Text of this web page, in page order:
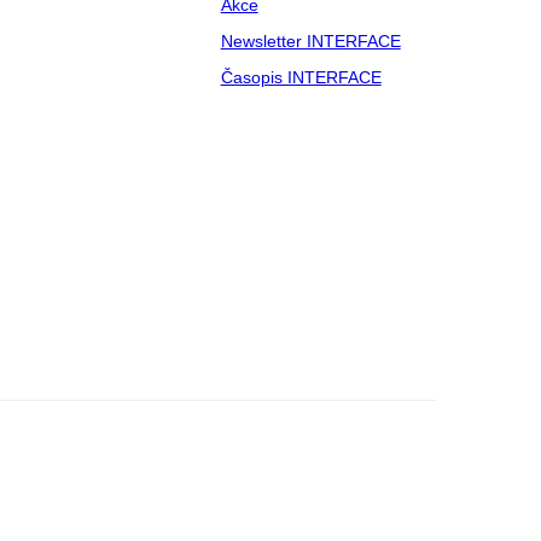
Akce
Newsletter INTERFACE
Časopis INTERFACE